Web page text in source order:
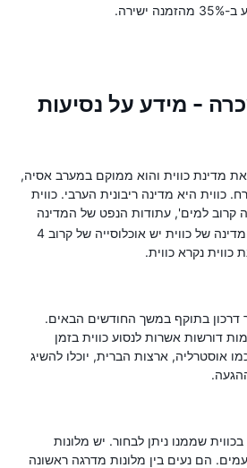
- מידע על נסיעות
מדינת כווית והוא ממוקם במערב אסיה,
כווית היא מדינה ריבונית הערבי. כווית
קרוב למים', עתודות הנפט של המדינה
הגדול ביותר בעולם. המדינה של כווית יש אוכלוסייה של קרוב 4
כווית נקרא כווית.
דרכון בתוקף במשך החודשים הבאים.
דורשות אשרות לנסוע כווית בזמן
אוסטרליה, ארצות הברית, יוכלו להשיג
שממנו ניתן לבחור. יש מלונות
הם נעים בין מלונות מדרגה ראשונה